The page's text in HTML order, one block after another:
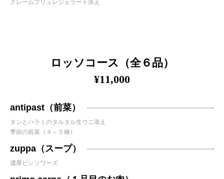
クレームブリュレジェラート添え
ロッソコース（全６品）
¥11,000
antipast（前菜）
タンとハラミのタルタル生ウニ添え
季節の前菜（４～５種）
zuppa（スープ）
濃厚ビシソワーズ